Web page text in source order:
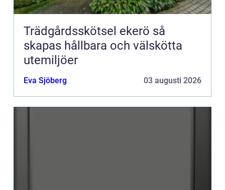
Trädgårdsskötsel ekerö så
skapas hållbara och välskötta
utemiljöer
Eva Sjöberg 03 augusti 2026